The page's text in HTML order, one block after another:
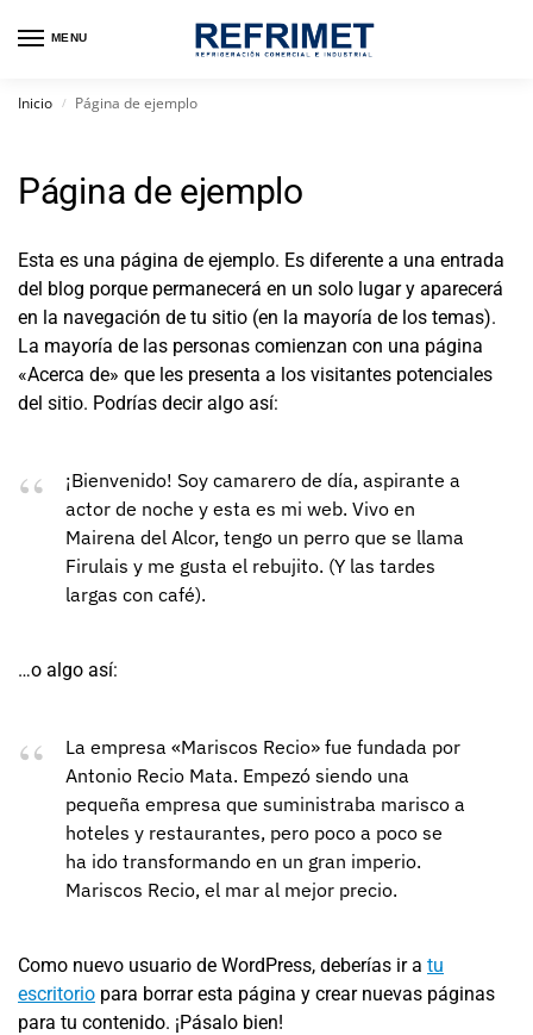
MENU
Inicio / Página de ejemplo
Página de ejemplo
Esta es una página de ejemplo. Es diferente a una entrada
del blog porque permanecerá en un solo lugar y aparecerá
en la navegación de tu sitio (en la mayoría de los temas).
La mayoría de las personas comienzan con una página
«Acerca de» que les presenta a los visitantes potenciales
del sitio. Podrías decir algo así:
¡Bienvenido! Soy camarero de día, aspirante a
actor de noche y esta es mi web. Vivo en
Mairena del Alcor, tengo un perro que se llama
Firulais y me gusta el rebujito. (Y las tardes
largas con café).
…o algo así:
La empresa «Mariscos Recio» fue fundada por
Antonio Recio Mata. Empezó siendo una
pequeña empresa que suministraba marisco a
hoteles y restaurantes, pero poco a poco se
ha ido transformando en un gran imperio.
Mariscos Recio, el mar al mejor precio.
Como nuevo usuario de WordPress, deberías ir a tu
escritorio para borrar esta página y crear nuevas páginas
para tu contenido. ¡Pásalo bien!